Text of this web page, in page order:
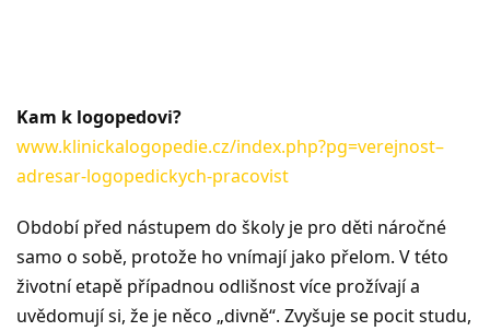
Kam k logopedovi?
www.klinickalogopedie.cz/index.php?pg=verejnost–
adresar-logopedickych-pracovist
Období před nástupem do školy je pro děti náročné
samo o sobě, protože ho vnímají jako přelom. V této
životní etapě případnou odlišnost více prožívají a
uvědomují si, že je něco „divně“. Zvyšuje se pocit studu,